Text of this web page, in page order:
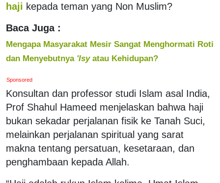
haji kepada teman yang Non Muslim?
Baca Juga :
Mengapa Masyarakat Mesir Sangat Menghormati Roti
dan Menyebutnya 'Isyatau Kehidupan?
Sponsored
Konsultan dan professor studi Islam asal India,
Prof Shahul Hameed menjelaskan bahwa haji
bukan sekadar perjalanan fisik ke Tanah Suci,
melainkan perjalanan spiritual yang sarat
makna tentang persatuan, kesetaraan, dan
penghambaan kepada Allah.